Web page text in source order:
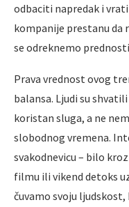
odbaciti napredak i
kompanije prestanu da
se odreknemo
Prava vrednost ovog
balansa. Ljudi su
koristan sluga, a ne
slobodnog vremena.
svakodnevicu – bilo
filmu ili vikend detoks
čuvamo svoju